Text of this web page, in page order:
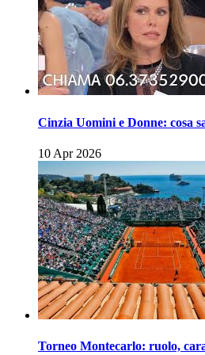
Cinzia Uomini e Donne: cosa
10 Apr 2026
Torneo Montecarlo: ruolo,